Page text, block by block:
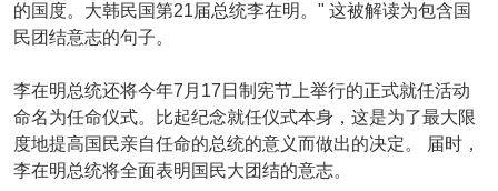
的国度。大韩民国第21届总统李在明。" 这被解读为包含国
民团结意志的句子。
李在明总统还将今年7月17日制宪节上举行的正式就任活动
命名为任命仪式。比起纪念就任仪式本身，这是为了最大限
度地提高国民亲自任命的总统的意义而做出的决定。 届时，
李在明总统将全面表明国民大团结的意志。